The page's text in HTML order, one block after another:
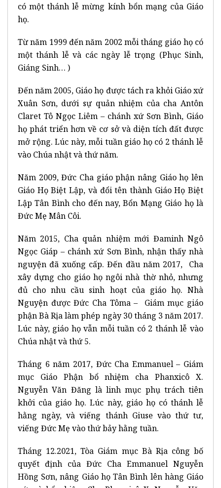
có một thánh lễ mừng kính bổn mạng của Giáo
họ.
Từ năm 1999 đến năm 2002 mỗi tháng giáo họ có
một thánh lễ và các ngày lễ trọng (Phục Sinh,
Giáng Sinh… )
Đến năm 2005, Giáo họ được tách ra khỏi Giáo xứ
Xuân Sơn, dưới sự quản nhiệm của cha Antôn
Claret Tô Ngọc Liêm – chánh xứ Sơn Bình, Giáo
họ phát triển hơn về cơ sở và diện tích đất được
mở rộng. Lúc này, mỗi tuần giáo họ có 2 thánh lễ
vào Chúa nhật và thứ năm.
Năm 2009, Đức Cha giáo phận nâng Giáo họ lên
Giáo Họ Biệt Lập, và đổi tên thành Giáo Họ Biệt
Lập Tân Bình cho đến nay, Bổn Mạng Giáo họ là
Đức Mẹ Mân Côi.
Năm 2015, Cha quản nhiệm mới Đaminh Ngô
Ngọc Giáp – chánh xứ Sơn Bình, nhận thấy nhà
nguyện đã xuống cấp. Đến đầu năm 2017, Cha
xây dựng cho giáo họ ngôi nhà thờ nhỏ, nhưng
đủ cho nhu cầu sinh hoạt của giáo họ. Nhà
Nguyện được Đức Cha Tôma – Giám mục giáo
phận Bà Rịa làm phép ngày 30 tháng 3 năm 2017.
Lúc này, giáo họ vẫn mỗi tuần có 2 thánh lễ vào
Chúa nhật và thứ 5.
Tháng 6 năm 2017, Đức Cha Emmanuel – Giám
mục Giáo Phận bổ nhiệm cha Phanxicô X.
Nguyễn Văn Đăng là linh mục phụ trách tiên
khởi của giáo họ. Lúc này, giáo họ có thánh lễ
hằng ngày, và viếng thánh Giuse vào thứ tư,
viếng Đức Mẹ vào thứ bảy hằng tuần.
Tháng 12.2021, Tòa Giám mục Bà Rịa công bố
quyết định của Đức Cha Emmanuel Nguyễn
Hồng Sơn, nâng Giáo họ Tân Bình lên hàng Giáo